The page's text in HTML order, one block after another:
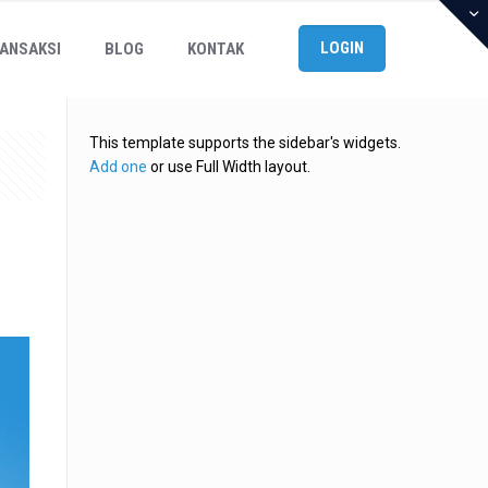
BLOG KONTAK LOGIN
This template supports the sidebar's widgets.
Add one or use Full Width layout.